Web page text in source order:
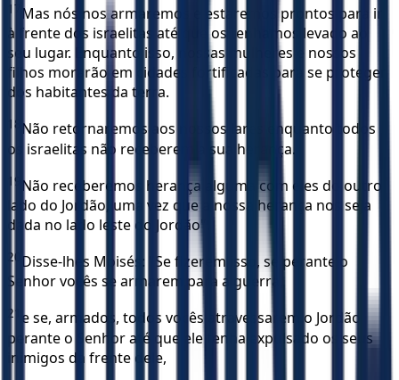
17 Mas nós nos armaremos e estaremos prontos para ir
à frente dos israelitas até que os tenhamos levado ao
seu lugar. Enquanto isso, nossas mulheres e nossos
filhos morarão em cidades fortificadas para se proteger
dos habitantes da terra.
18 Não retornaremos aos nossos lares enquanto todos
os israelitas não receberem a sua herança.
19 Não receberemos herança alguma com eles do outro
lado do Jordão, uma vez que a nossa herança nos seja
dada no lado leste do Jordão".
20 Disse-lhes Moisés: "Se fizerem isso, se perante o
Senhor vocês se armarem para a guerra,
21
e se, armados, todos vocês atravessarem o Jordão
perante o Senhor até que ele tenha expulsado os seus
inimigos da frente dele,